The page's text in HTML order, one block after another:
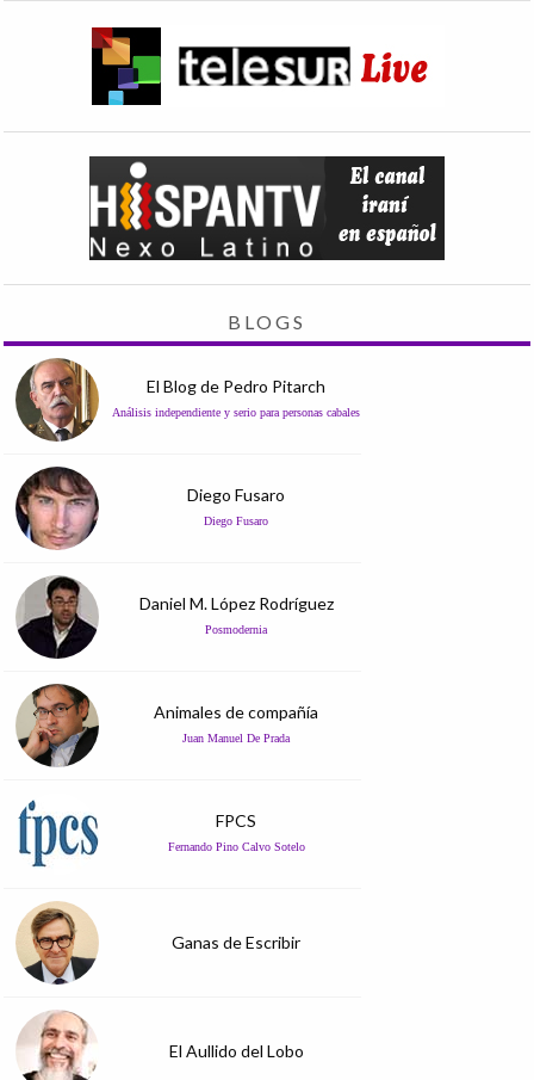
BLOGS
El Blog de Pedro Pitarch
Análisis independiente y serio para personas cabales
Diego Fusaro
Diego Fusaro
Daniel M. López Rodríguez
Posmodernia
Animales de compañía
Juan Manuel De Prada
FPCS
Fernando Pino Calvo Sotelo
Ganas de Escribir
El Aullido del Lobo